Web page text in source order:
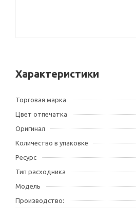
Характеристики
Торговая марка
Цвет отпечатка
Оригинал
Количество в упаковке
Ресурс
Тип расходника
Модель
Производство: